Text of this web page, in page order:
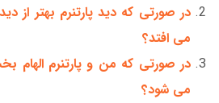
در صورتی که دید پارتنرم بهتر از
می افتد؟
در صورتی که من و پارتنرم الهام
می شود؟